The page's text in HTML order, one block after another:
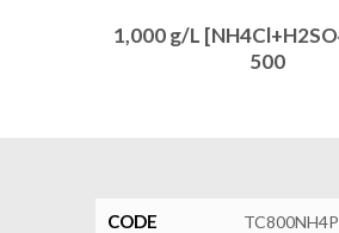
1,000 g/L
500
CODE